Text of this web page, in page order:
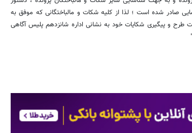
صادر شده است ؛ لذا از کلیه شکات و مالباختگانی که موفق به
و پیگیری شکایات خود به نشانی اداره شانزدهم پلیس آگاهی